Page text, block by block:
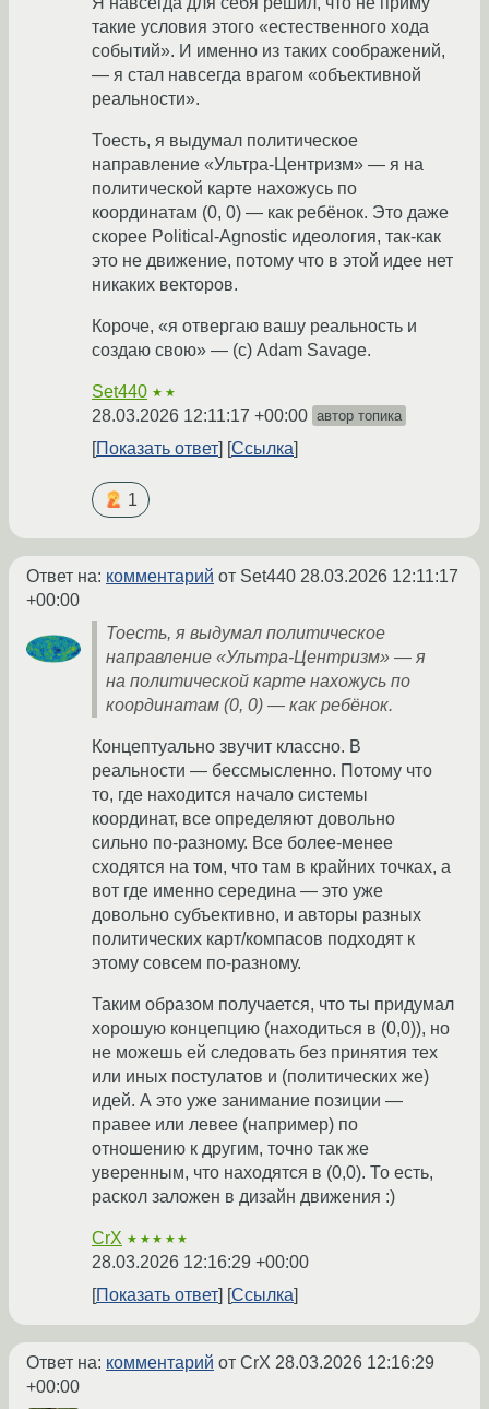
такие условия этого «естественного хода
событий». И именно из таких соображений,
— я стал навсегда врагом «объективной
реальности».
Тоесть, я выдумал политическое
направление «Ультра-Центризм» — я на
политической карте нахожусь по
координатам (0, 0) — как ребёнок. Это даже
скорее Political-Agnostic идеология, так-как
это не движение, потому что в этой идее нет
никаких векторов.
Короче, «я отвергаю вашу реальность и
создаю свою» — (c) Adam Savage.
Set440 ★★
28.03.2026 12:11:17 +00:00 автор топика
Показать ответ Ссылка
1
Ответ на: комментарий от Set440 28.03.2026 12:11:17
+00:00
Тоесть, я выдумал политическое
направление «Ультра-Центризм» — я
на политической карте нахожусь по
координатам (0, 0) — как ребёнок.
Концептуально звучит классно. В
реальности — бессмысленно. Потому что
то, где находится начало системы
координат, все определяют довольно
сильно по-разному. Все более-менее
сходятся на том, что там в крайних точках, а
вот где именно середина — это уже
довольно субъективно, и авторы разных
политических карт/компасов подходят к
этому совсем по-разному.
Таким образом получается, что ты придумал
хорошую концепцию (находиться в (0,0)), но
не можешь ей следовать без принятия тех
или иных постулатов и (политических же)
идей. А это уже занимание позиции —
правее или левее (например) по
отношению к другим, точно так же
уверенным, что находятся в (0,0). То есть,
раскол заложен в дизайн движения :)
CrX ★★★★★
28.03.2026 12:16:29 +00:00
Показать ответ
Ссылка
Ответ на: комментарий от CrX 28.03.2026 12:16:29
+00:00